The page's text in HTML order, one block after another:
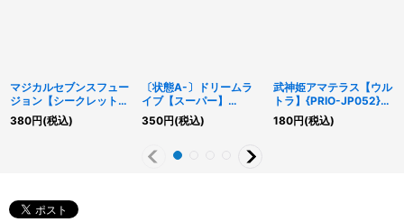
マジカルセブンスフュー
ジョン【シークレット】
{RD/KP21-JP050}
《RD魔法》
380円(税込)
〔状態A-〕ドリームラ
イブ【スーパー】
{RD/TDPR-JP004}
《RD魔法》
350円(税込)
武神姫アマテラス【ウル
トラ】{PRIO-JP052}
《エクシーズ》
180円(税込)